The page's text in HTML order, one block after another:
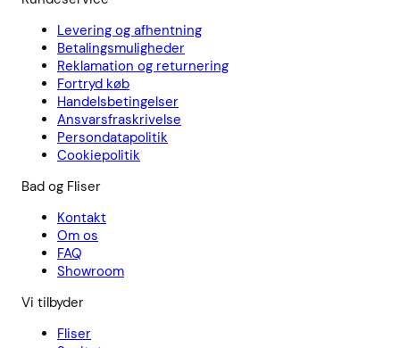
Levering og afhentning
Betalingsmuligheder
Reklamation og returnering
Fortryd køb
Handelsbetingelser
Ansvarsfraskrivelse
Persondatapolitik
Cookiepolitik
Bad og Fliser
Kontakt
Om os
FAQ
Showroom
Vi tilbyder
Fliser